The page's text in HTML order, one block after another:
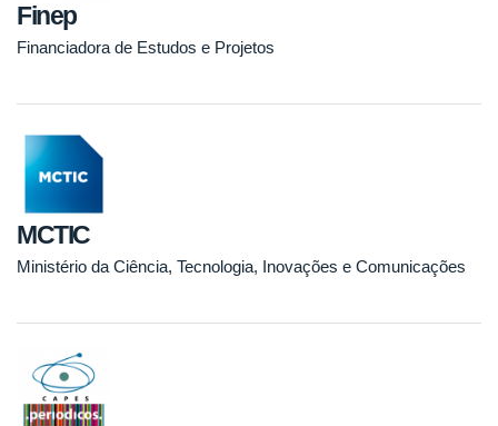
Finep
Financiadora de Estudos e Projetos
MCTIC
Ministério da Ciência, Tecnologia, Inovações e Comunicações